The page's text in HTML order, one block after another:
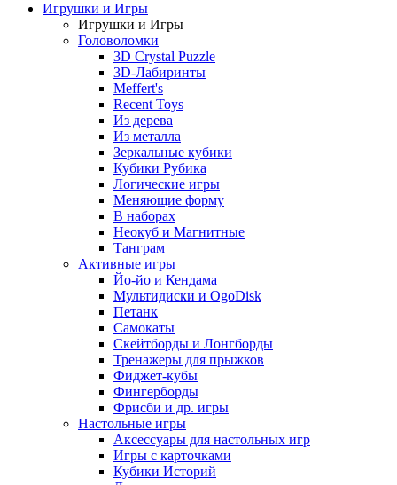
Игрушки и Игры
Игрушки и Игры
Головоломки
3D Crystal Puzzle
3D-Лабиринты
Meffert's
Recent Toys
Из дерева
Из металла
Зеркальные кубики
Кубики Рубика
Логические игры
Меняющие форму
В наборах
Неокуб и Магнитные
Танграм
Активные игры
Йо-йо и Кендама
Мультидиски и OgoDisk
Петанк
Самокаты
Скейтборды и Лонгборды
Тренажеры для прыжков
Фиджет-кубы
Фингерборды
Фрисби и др. игры
Настольные игры
Аксессуары для настольных игр
Игры с карточками
Кубики Историй